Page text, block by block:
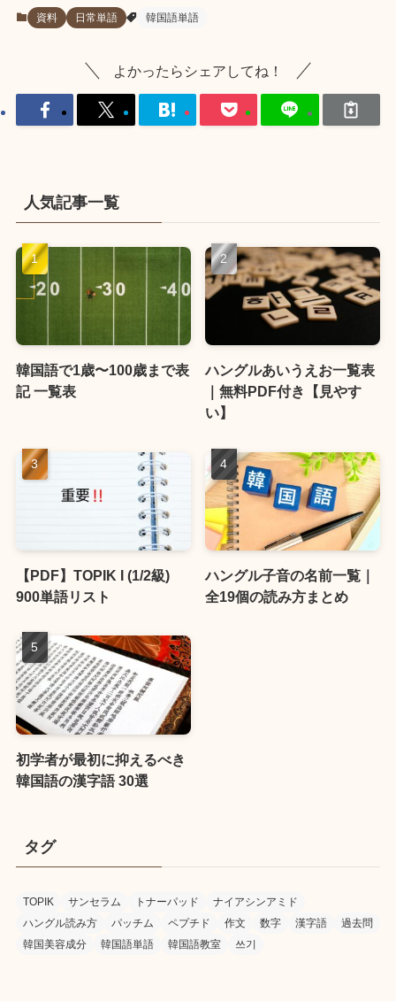
資料 日常単語 韓国語単語
よかったらシェアしてね！
人気記事一覧
韓国語で1歳〜100歳まで表
記 一覧表
ハングルあいうえお一覧表
｜無料PDF付き【見やす
い】
【PDF】TOPIK I (1/2級)
900単語リスト
ハングル子音の名前一覧｜
全19個の読み方まとめ
初学者が最初に抑えるべき
韓国語の漢字語 30選
タグ
TOPIK サンセラム トナーパッド
ナイアシンアミド
ハングル読み方
パッチム ペプチド 作文 数字 漢字語
過去問
韓国美容成分
韓国語単語 韓国語教室 쓰기